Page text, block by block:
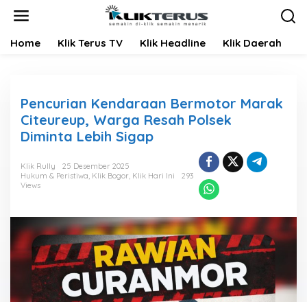
Home Klik Terus TV Klik Headline Klik Daerah
Pencurian Kendaraan Bermotor Marak
Citeureup, Warga Resah Polsek
Diminta Lebih Sigap
Klik Rully
25 Desember 2025
Hukum & Peristiwa, Klik Bogor, Klik Hari Ini
293
Views